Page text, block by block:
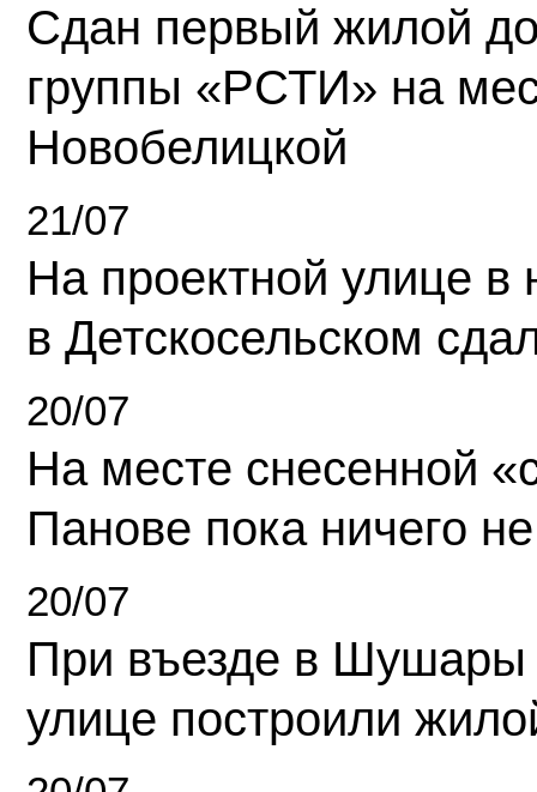
Сдан первый жилой
группы «РСТИ» на
Новобелицкой
21/07
На проектной улице
в Детскосельском
20/07
На месте снесенной
Панове пока ничего
20/07
При въезде в Шушары
улице построили